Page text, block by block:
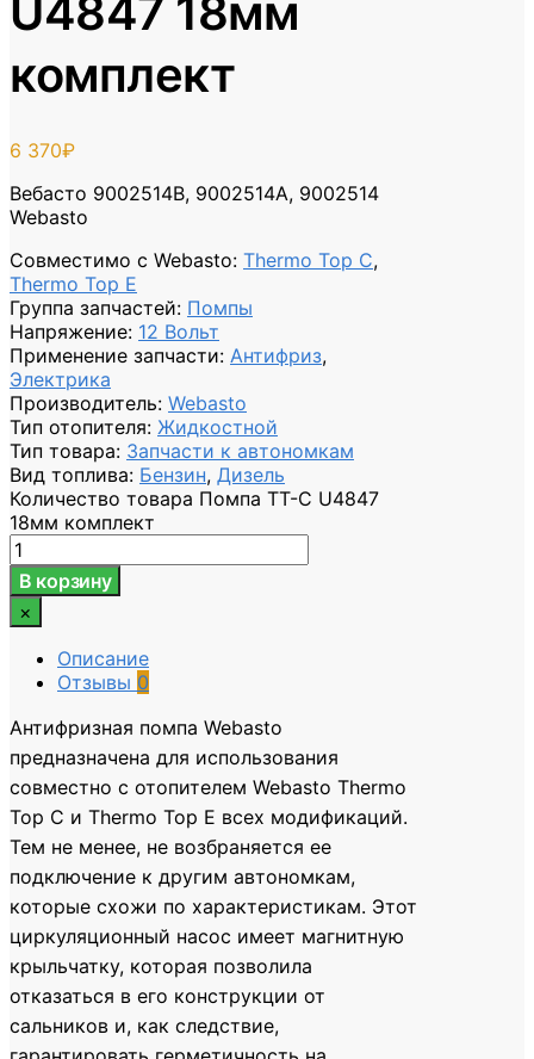
U4847 18мм
комплект
6 370₽
Вебасто 9002514B, 9002514A, 9002514
Webasto
Совместимо с Webasto: Thermo Top C,
Thermo Top E
Группа запчастей: Помпы
Напряжение: 12 Вольт
Применение запчасти: Антифриз,
Электрика
Производитель: Webasto
Тип отопителя: Жидкостной
Тип товара: Запчасти к автономкам
Вид топлива: Бензин, Дизель
Количество товара Помпа TT-C U4847
18мм комплект
В корзину
×
Описание
Отзывы 0
Антифризная помпа Webasto
предназначена для использования
совместно с отопителем Webasto Thermo
Top C и Thermo Top E всех модификаций.
Тем не менее, не возбраняется ее
подключение к другим автономкам,
которые схожи по характеристикам. Этот
циркуляционный насос имеет магнитную
крыльчатку, которая позволила
отказаться в его конструкции от
сальников и, как следствие,